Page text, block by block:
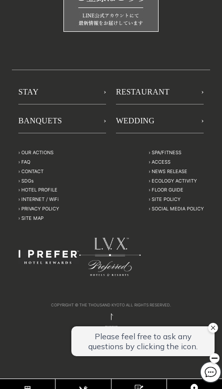
STAY RESTAURANT
BANQUETS WEDDING
OUR ACTIONS
SPA/FITNESS
FAQ
ACCESS
CONTACT
NEWS RELEASE
SDGs
ECOLOGY ACTIVITY
HOTEL PROFILE
FLOOR GUIDE
INTERNET / WiFi
SITE POLICY
PRIVACY POLICY
SOCIAL MEDIA POLICY
SITE MAP
COPYRIGHT © THE THOUSAND KYOTO ALL RIGHTS RESERVED.
PAGETOP